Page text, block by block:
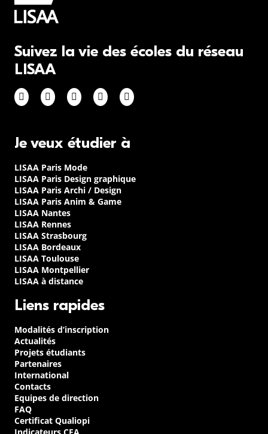
Suivez la vie des écoles du réseau
LISAA
Je veux étudier à
LISAA Paris Mode
LISAA Paris Design graphique
LISAA Paris Archi / Design
LISAA Paris Anim & Game
LISAA Nantes
LISAA Rennes
LISAA Strasbourg
LISAA Bordeaux
LISAA Toulouse
LISAA Montpellier
LISAA à distance
Liens rapides
Modalités d’inscription
Actualités
Projets étudiants
Partenaires
International
Contacts
Equipes de direction
FAQ
Certificat Qualiopi